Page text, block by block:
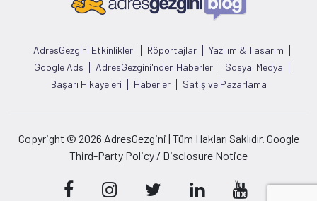
AdresGezgini Etkinlikleri Röportajlar
Yazılım & Tasarım
Google Ads
AdresGezgini'nden Haberler
Sosyal Medya
Başarı Hikayeleri
Haberler Satış ve Pazarlama
Copyright © 2026 AdresGezgini | Tüm Hakları Saklıdır. Google
Third-Party Policy / Disclosure Notice